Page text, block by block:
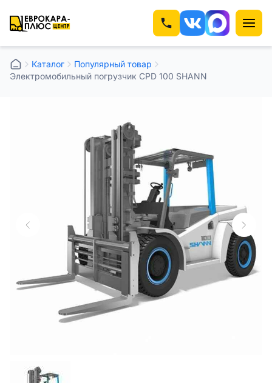
Каталог
Популярный товар
Электромобильный погрузчик CPD 100 SHANN